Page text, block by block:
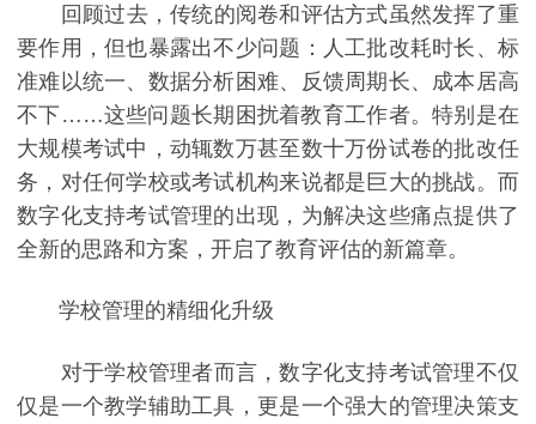
回顾过去，传统的阅卷和评估方式虽然发挥了重
要作用，但也暴露出不少问题：人工批改耗时长、标
准难以统一、数据分析困难、反馈周期长、成本居高
不下……这些问题长期困扰着教育工作者。特别是在
大规模考试中，动辄数万甚至数十万份试卷的批改任
务，对任何学校或考试机构来说都是巨大的挑战。而
数字化支持考试管理的出现，为解决这些痛点提供了
全新的思路和方案，开启了教育评估的新篇章。
学校管理的精细化升级
对于学校管理者而言，数字化支持考试管理不仅
仅是一个教学辅助工具，更是一个强大的管理决策支